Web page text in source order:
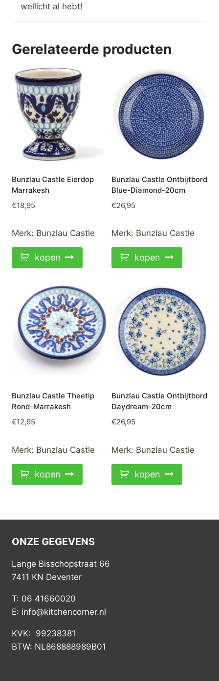
wellicht al hebt!
Gerelateerde producten
Bunzlau Castle Eierdop
Marrakesh
€18,95
Merk: Bunzlau Castle
kopen
Bunzlau Castle Ontbijtbord
Blue-Diamond-20cm
€26,95
Merk: Bunzlau Castle
kopen
Bunzlau Castle Theetip
Rond-Marrakesh
€12,95
Merk: Bunzlau Castle
kopen
Bunzlau Castle Ontbijtbord
Daydream-20cm
€26,95
Merk: Bunzlau Castle
kopen
ONZE GEGEVENS
Lange Bisschopstraat 66
7411 KN Deventer
T: 06 41660020
E: info@kitchencorner.nl
KVK: 99238381
BTW: NL868888989B01